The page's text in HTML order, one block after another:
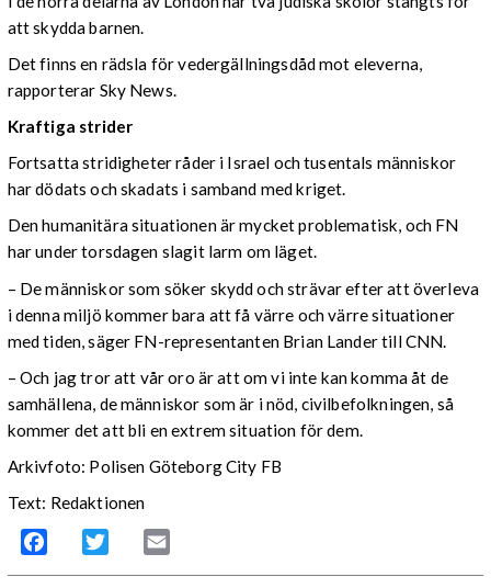
att skydda barnen.
Det finns en rädsla för vedergällningsdåd mot eleverna,
rapporterar Sky News.
Kraftiga strider
Fortsatta stridigheter råder i Israel och tusentals människor
har dödats och skadats i samband med kriget.
Den humanitära situationen är mycket problematisk, och FN
har under torsdagen slagit larm om läget.
– De människor som söker skydd och strävar efter att överleva
i denna miljö kommer bara att få värre och värre situationer
med tiden, säger FN-representanten Brian Lander till CNN.
– Och jag tror att vår oro är att om vi inte kan komma åt de
samhällena, de människor som är i nöd, civilbefolkningen, så
kommer det att bli en extrem situation för dem.
Arkivfoto: Polisen Göteborg City FB
Text: Redaktionen
Facebook Twitter